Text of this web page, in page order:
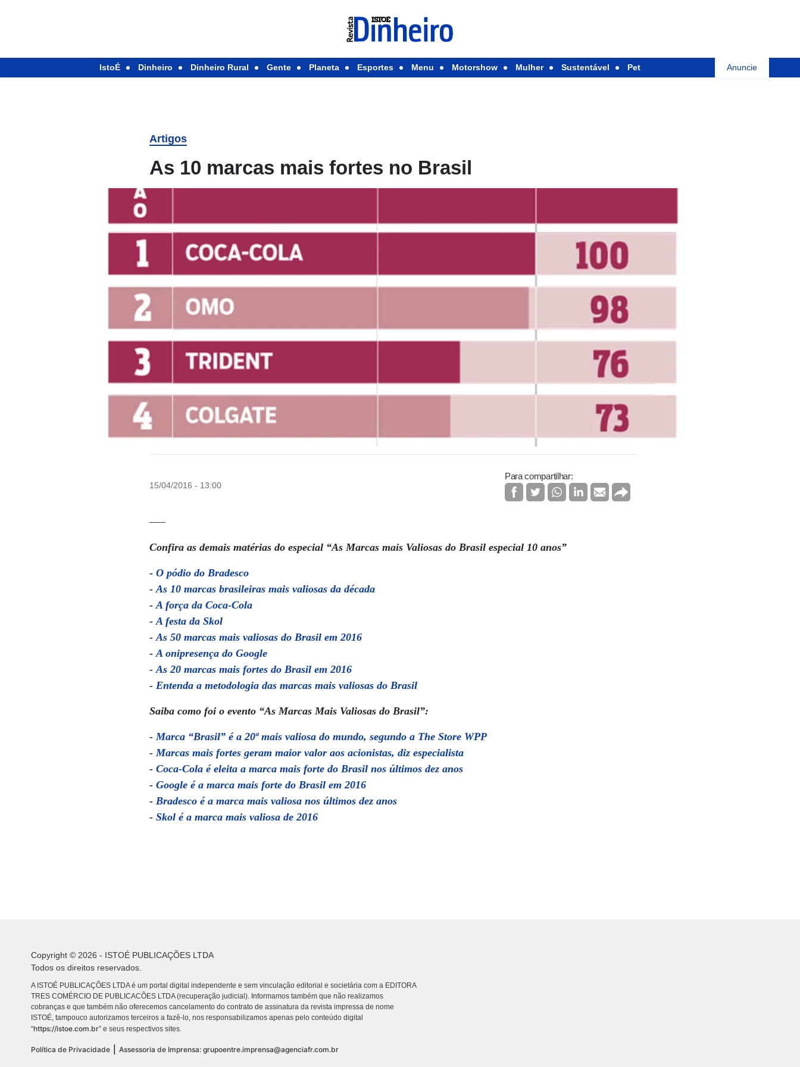
IstoÉ Dinheiro Dinheiro Rural Gente Planeta Esportes Menu Motorshow Mulher Sustentável Pet Anuncie
Artigos
As 10 marcas mais fortes no Brasil
15/04/2016 - 13:00
Para compartilhar:
—–
Confira as demais matérias do especial “As Marcas mais Valiosas do Brasil especial 10 anos”
-O pódio do Bradesco
-As 10 marcas brasileiras mais valiosas da década
-A força da Coca-Cola
-A festa da Skol
-As 50 marcas mais valiosas do Brasil em 2016
-A onipresença do Google
-As 20 marcas mais fortes do Brasil em 2016
-Entenda a metodologia das marcas mais valiosas do Brasil
Saiba como foi o evento “As Marcas Mais Valiosas do Brasil”:
-Marca “Brasil” é a 20ª mais valiosa do mundo, segundo a The Store WPP
-Marcas mais fortes geram maior valor aos acionistas, diz especialista
-Coca-Cola é eleita a marca mais forte do Brasil nos últimos dez anos
-Google é a marca mais forte do Brasil em 2016
-Bradesco é a marca mais valiosa nos últimos dez anos
-Skol é a marca mais valiosa de 2016
Copyright © 2026 - ISTOÉ PUBLICAÇÕES LTDA
Todos os direitos reservados.
A ISTOÉ PUBLICAÇÕES LTDA é um portal digital independente e sem vinculação editorial e societária com a EDITORA
TRES COMÉRCIO DE PUBLICACÕES LTDA (recuperação judicial). Informamos também que não realizamos
cobranças e que também não oferecemos cancelamento do contrato de assinatura da revista impressa de nome
ISTOÉ, tampouco autorizamos terceiros a fazê-lo, nos responsabilizamos apenas pelo conteúdo digital
“https://istoe.com.br” e seus respectivos sites.
Política de Privacidade Assessoria de Imprensa: grupoentre.imprensa@agenciafr.com.br